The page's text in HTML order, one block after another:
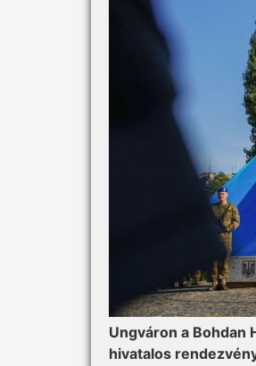
Ungváron a Bohdan
hivatalos